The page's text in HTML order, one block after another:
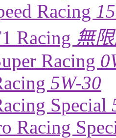
Racing
Racing 無
Racing
5W-30
Special
Racing